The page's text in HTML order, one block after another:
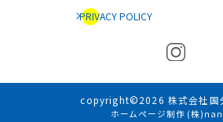
PRIVACY POLICY
copyright©2026 株式会社国
ホームページ制作 (株